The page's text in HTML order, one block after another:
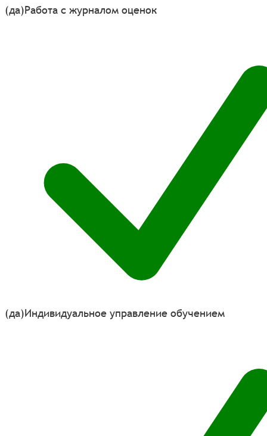
(да)Работа с журналом оценок
(да)Индивидуальное управление обучением